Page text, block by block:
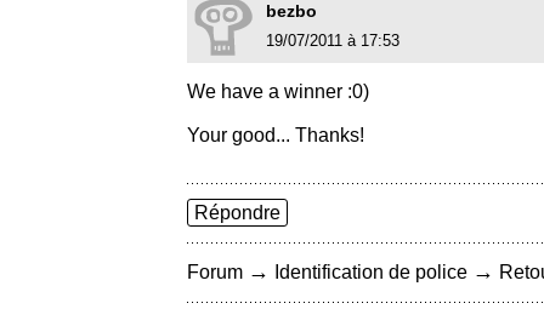
bezbo
19/07/2011 à 17:53
We have a winner :0)
Your good... Thanks!
Répondre
Forum → Identification de police →